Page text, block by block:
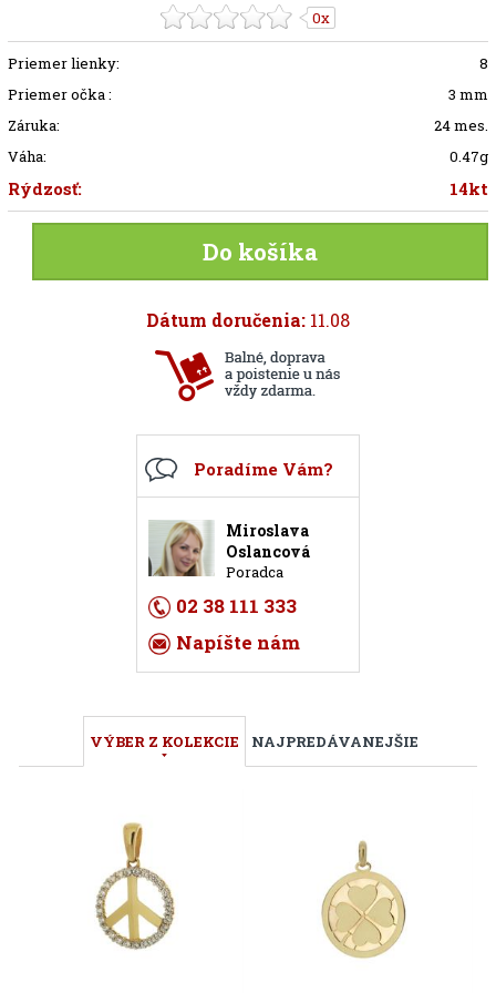
0x
Priemer lienky:
8
Priemer očka :
3 mm
Záruka:
24 mes.
Váha:
0.47g
Rýdzosť: 14kt
Do košíka
Dátum doručenia: 11.08
Poradíme Vám?
Miroslava
Oslancová
Poradca
02 38 111 333
Napíšte nám
VÝBER Z KOLEKCIE NAJPREDÁVANEJŠIE